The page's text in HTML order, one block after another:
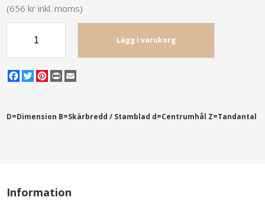
(656 kr inkl. moms)
Lägg i varukorg
Facebook
TwitterPinterest
Print
D=Dimension B=Skärbredd / Stamblad d=Centrumhål Z=Tandantal
Information